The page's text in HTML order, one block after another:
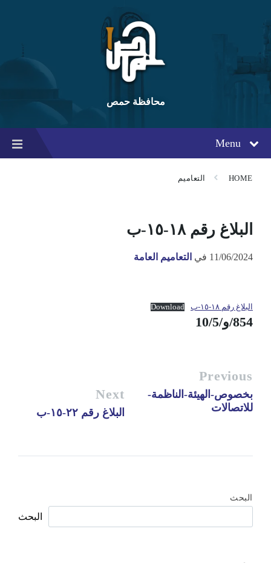
content
main
navigation
footer
محافظة حمص
Menu
HOME التعاميم
البلاغ رقم ١٨-١٥-ب
11/06/2024 في التعاميم العامة
البلاغ رقم ١٨-١٥-ب Download
854/و/10/5
Previous
بخصوص-الهيئة-الناظمة-
للاتصالات
Next
البلاغ رقم ٢٢-١٥-ب
البحث
البحث